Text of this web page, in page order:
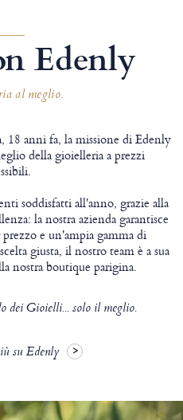
Edenly
al meglio.
18 anni fa, la missione di Edenly
della gioielleria a prezzi
soddisfatti all'anno, grazie alla
la nostra azienda garantisce
e un'ampia gamma di
giusta, il nostro team è a sua
nostra boutique parigina.
dei Gioielli... solo il meglio.
su Edenly